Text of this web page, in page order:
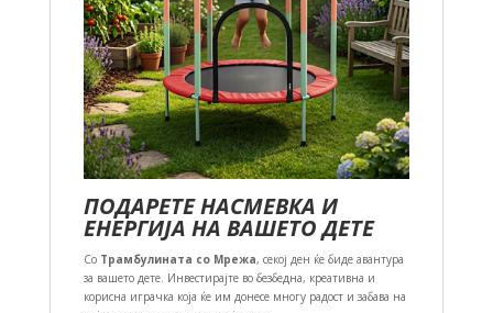
ПОДАРЕТЕ НАСМЕВКА И
ЕНЕРГИЈА НА ВАШЕТО ДЕТЕ
Со Трамбулината со Мрежа, секој ден ќе биде авантура
за вашето дете. Инвестирајте во безбедна, креативна и
корисна играчка која ќе им донесе многу радост и забава на